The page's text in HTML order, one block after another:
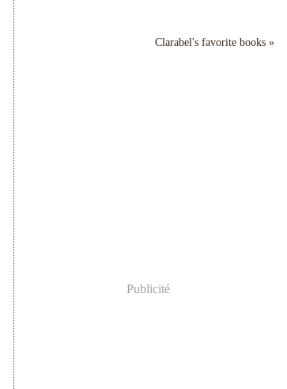
Clarabel's favorite books »
Publicité